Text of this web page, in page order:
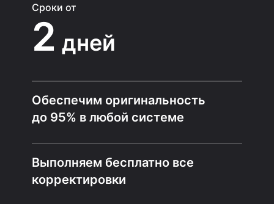
Сроки от
2 дней
Обеспечим оригинальность
до 95% в любой системе
Выполняем бесплатно все
корректировки